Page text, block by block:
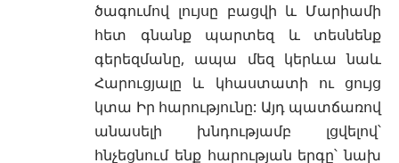
ծագումով լույսը բացվի և Մարիամի
հետ գնանք պարտեզ և տեսնենք
գերեզմանը, ապա մեզ կերևա նաև
Հարուցյալը և կհաստատի ու ցույց
կտա Իր հարությունը: Այդ պատճառով
անասելի խնդությամբ լցվելով՝
հնչեցնում ենք հարության երգը՝ նախ